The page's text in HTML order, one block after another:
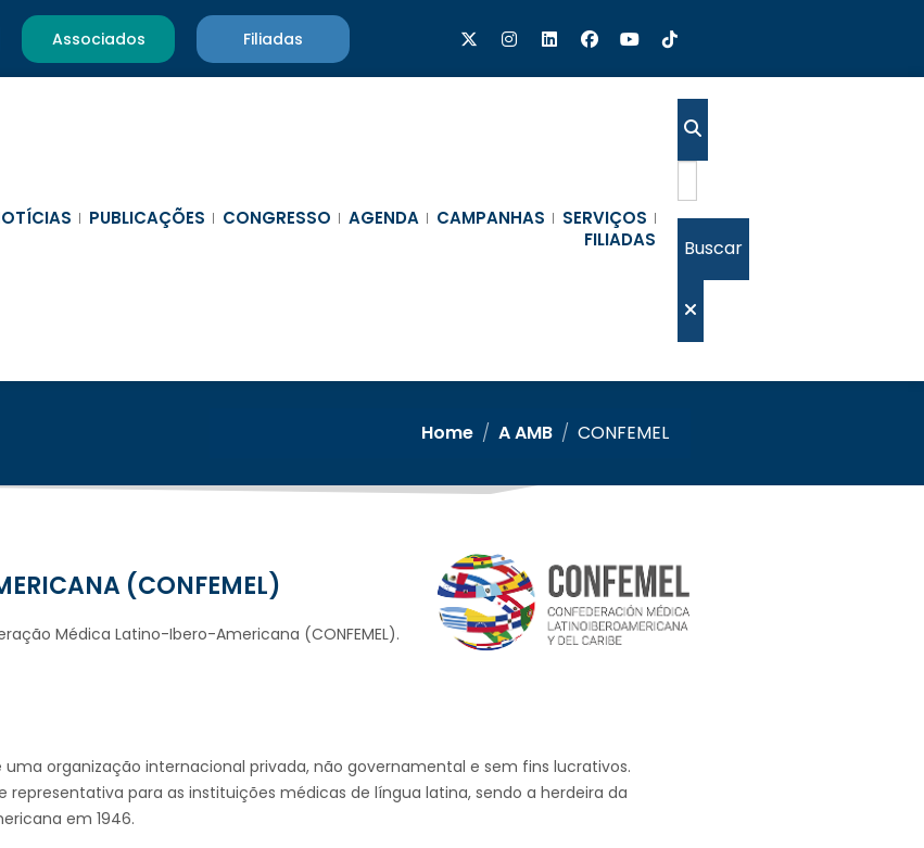
Associados Filiadas
PUBLICAÇÕES CONGRESSO AGENDA CAMPANHAS
SERVIÇOS
FILIADAS
Buscar
Home / A AMB / CONFEMEL
(CONFEMEL)
Médica Latino-Ibero-Americana (CONFEMEL).
uma organização internacional privada, não governamental e sem fins lucrativos.
para as instituições médicas de língua latina, sendo a herdeira da
em 1946.